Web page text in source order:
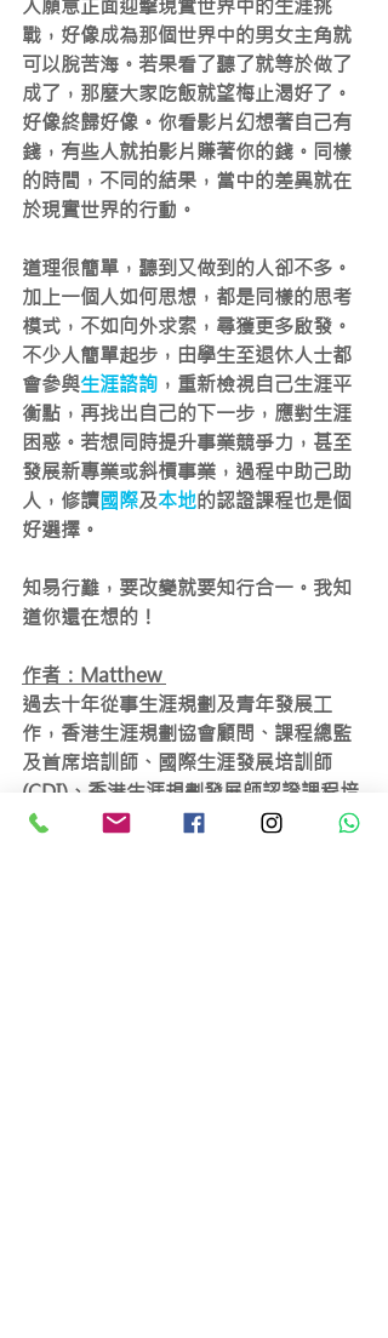
人願意正面迎擊現實世界中的生涯挑
戰，好像成為那個世界中的男女主角就
可以脫苦海。若果看了聽了就等於做了
成了，那麼大家吃飯就望梅止渴好了。
好像終歸好像。你看影片幻想著自己有
錢，有些人就拍影片賺著你的錢。同樣
的時間，不同的結果，當中的差異就在
於現實世界的行動。
道理很簡單，聽到又做到的人卻不多。
加上一個人如何思想，都是同樣的思考
模式，不如向外求索，尋獲更多啟發。
不少人簡單起步，由學生至退休人士都
會參與生涯諮詢 ，重新檢視自己生涯平
衡點，再找出自己的下一步，應對生涯
困惑。若想同時提升事業競爭力，甚至
發展新專業或斜槓事業，過程中助己助
人，修讀國際及本地的認證課程也是個
好選擇。
知易行難，要改變就要知行合一。我知
道你還在想的！
作者：Matthew
過去十年從事生涯規劃及青年發展工
作，香港生涯規劃協會顧問、課程總監
及首席培訓師、國際生涯發展培訓師
(CDI)、香港生涯規劃發展師認證課程培
訓師(LPDFi)、國際生涯發展諮詢師